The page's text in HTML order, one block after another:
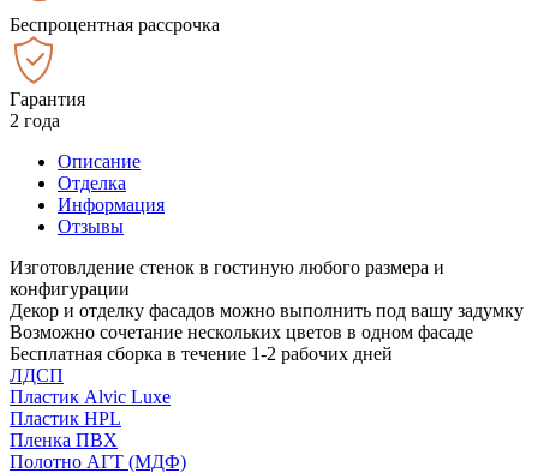
Беспроцентная рассрочка
Гарантия
2 года
Описание
Отделка
Информация
Отзывы
Изготовлдение стенок в гостиную любого размера и
конфигурации
Декор и отделку фасадов можно выполнить под вашу задумку
Возможно сочетание нескольких цветов в одном фасаде
Бесплатная сборка в течение 1-2 рабочих дней
ЛДСП
Пластик Alvic Luxe
Пластик HPL
Пленка ПВХ
Полотно АГТ (МДФ)